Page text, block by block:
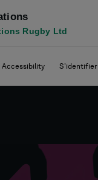
Rugby Ltd
Accessibility S'identifier